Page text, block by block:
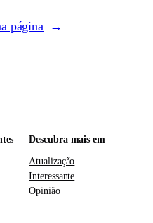
página →
Descubra mais em
Atualização
Interessante
Opinião